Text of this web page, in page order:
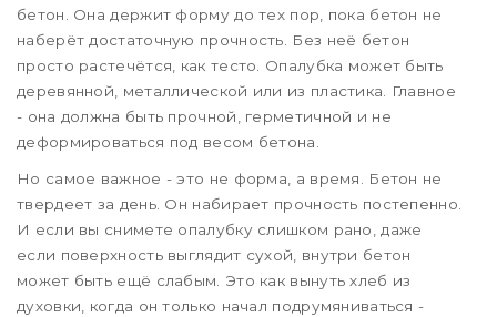
бетон. Она держит форму до тех пор, пока бетон не
наберёт достаточную прочность. Без неё бетон
просто растечётся, как тесто. Опалубка может быть
деревянной, металлической или из пластика. Главное
- она должна быть прочной, герметичной и не
деформироваться под весом бетона.
Но самое важное - это не форма, а время. Бетон не
твердеет за день. Он набирает прочность постепенно.
И если вы снимете опалубку слишком рано, даже
если поверхность выглядит сухой, внутри бетон
может быть ещё слабым. Это как вынуть хлеб из
духовки, когда он только начал подрумяниваться -